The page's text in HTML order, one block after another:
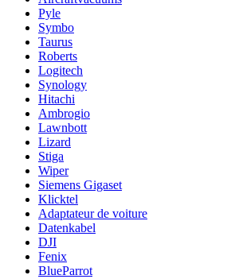
Pyle
Symbo
Taurus
Roberts
Logitech
Synology
Hitachi
Ambrogio
Lawnbott
Lizard
Stiga
Wiper
Siemens Gigaset
Klicktel
Adaptateur de voiture
Datenkabel
DJI
Fenix
BlueParrot